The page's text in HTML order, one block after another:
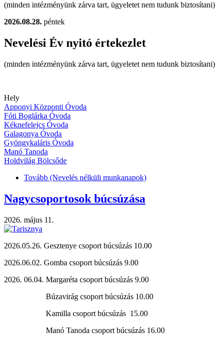
(minden intézményünk zárva tart, ügyeletet nem tudunk biztosítani)
2026.08.28. péntek
Nevelési Év nyitó értekezlet
(minden intézményünk zárva tart, ügyeletet nem tudunk biztosítani)
Hely
Apponyi Központi Óvoda
Fóti Boglárka Óvoda
Kéknefelejcs Óvoda
Galagonya Óvoda
Gyöngykaláris Óvoda
Manó Tanoda
Holdvilág Bölcsőde
Tovább (Nevelés nélküli munkanapok)
Nagycsoportosok búcsúzása
2026. május 11.
2026.05.26. Gesztenye csoport búcsúzás 10.00
2026.06.02. Gomba csoport búcsúzás 9.00
2026. 06.04. Margaréta csoport búcsúzás 9.00
Búzavirág csoport búcsúzás 10.00
Kamilla csoport búcsúzás 15.00
Manó Tanoda csoport búcsúzás 16.00